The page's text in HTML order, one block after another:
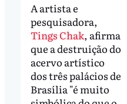
A artista e
pesquisadora,
Tings Chak, afirma
que a destruição do
acervo artístico
dos três palácios de
Brasília "é muito